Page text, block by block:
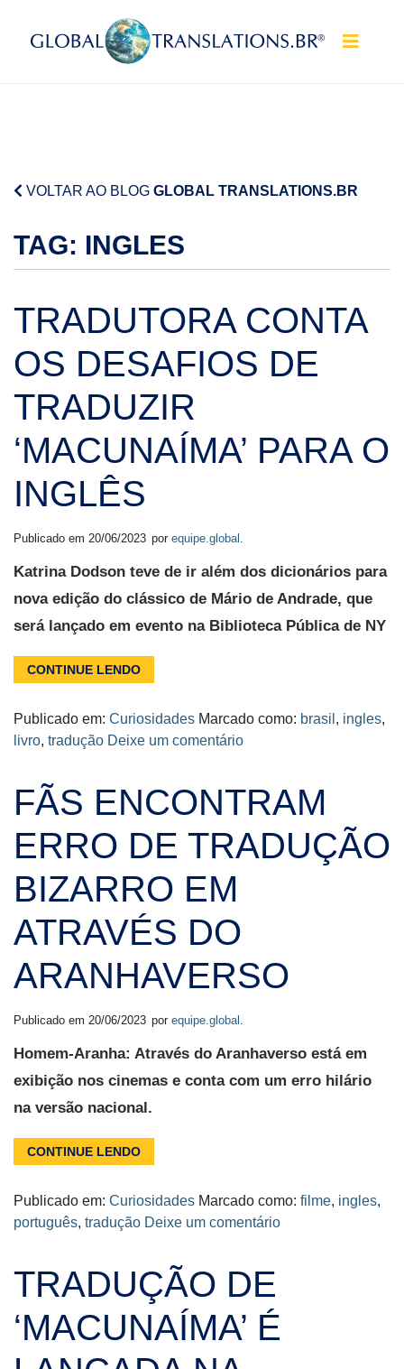
Pular para o conteúdo
VOLTAR AO BLOG GLOBAL TRANSLATIONS.BR
TAG: INGLES
TRADUTORA CONTA
OS DESAFIOS DE
TRADUZIR
‘MACUNAÍMA’ PARA O
INGLÊS
Publicado em 20/06/2023 por equipe.global .
Katrina Dodson teve de ir além dos dicionários para
nova edição do clássico de Mário de Andrade, que
será lançado em evento na Biblioteca Pública de NY
CONTINUE LENDO
Publicado em: Curiosidades Marcado como: brasil , ingles,
livro, tradução Deixe um comentário
FÃS ENCONTRAM
ERRO DE TRADUÇÃO
BIZARRO EM
ATRAVÉS DO
ARANHAVERSO
Publicado em 20/06/2023 por equipe.global .
Homem-Aranha: Através do Aranhaverso está em
exibição nos cinemas e conta com um erro hilário
na versão nacional.
CONTINUE LENDO
Publicado em: Curiosidades Marcado como: filme, ingles,
português, tradução Deixe um comentário
TRADUÇÃO DE
‘MACUNAÍMA’ É